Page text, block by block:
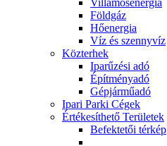
Villamosenergia
Földgáz
Hőenergia
Víz és szennyvíz
Közterhek
Iparűzési adó
Építményadó
Gépjárműadó
Ipari Parki Cégek
Értékesíthető Területek
Befektetői térkép